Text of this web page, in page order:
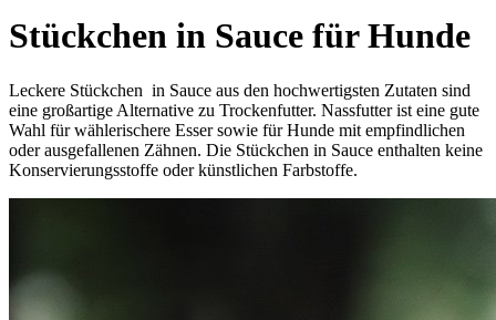
Stückchen in Sauce für Hunde
Leckere Stückchen in Sauce aus den hochwertigsten Zutaten sind
eine großartige Alternative zu Trockenfutter. Nassfutter ist eine gute
Wahl für wählerischere Esser sowie für Hunde mit empfindlichen
oder ausgefallenen Zähnen. Die Stückchen in Sauce enthalten keine
Konservierungsstoffe oder künstlichen Farbstoffe.